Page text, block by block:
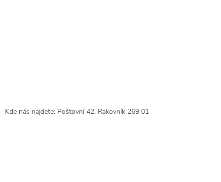
Kde nás najdete: Poštovní 42, Rakovník 269 01